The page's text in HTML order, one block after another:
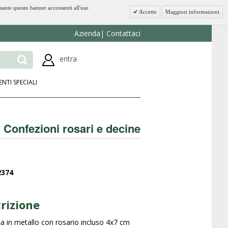
questo banner acconsenti all'uso
Accetto Maggiori informazioni
Azienda Contattaci
entra
SPECIALI
Confezioni rosari e decine
in metallo con rosario incluso 4x7 cm